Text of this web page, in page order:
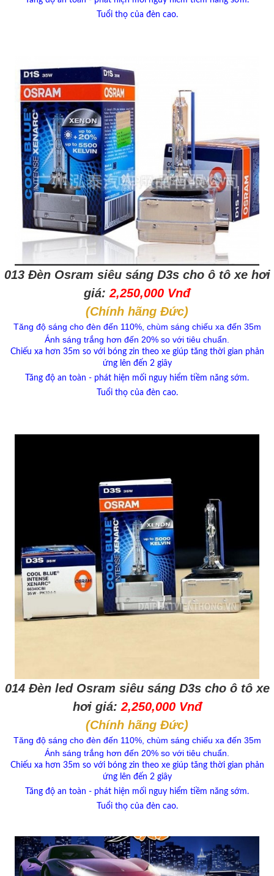
Tuổi thọ của đèn cao.
013 Đèn Osram siêu sáng D3s cho ô tô xe hơi
giá: 2,250,000 Vnđ
(Chính hãng Đức)
Tăng độ sáng cho đèn đến 110%, chùm sáng chiếu xa đến 35m
Ánh sáng trắng hơn đến 20% so với tiêu chuẩn.
Chiếu xa hơn 35m so với bóng zin theo xe giúp tăng thời gian phản
ứng lên đến 2 giây
Tăng độ an toàn - phát hiện mối nguy hiểm tiềm năng sớm.
Tuổi thọ của đèn cao.
014 Đèn led Osram siêu sáng D3s cho ô tô xe
hơi giá: 2,250,000 Vnđ
(Chính hãng Đức)
Tăng độ sáng cho đèn đến 110%, chùm sáng chiếu xa đến 35m
Ánh sáng trắng hơn đến 20% so với tiêu chuẩn.
Chiếu xa hơn 35m so với bóng zin theo xe giúp tăng thời gian phản
ứng lên đến 2 giây
Tăng độ an toàn - phát hiện mối nguy hiểm tiềm năng sớm.
Tuổi thọ của đèn cao.